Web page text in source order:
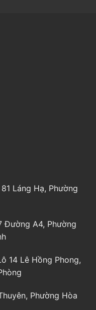
Láng Hạ, Phường
Đường A4, Phường
14 Lê Hồng Phong,
Phường Hòa